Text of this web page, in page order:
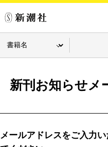
新刊お知らせメ
メールアドレスをご入力